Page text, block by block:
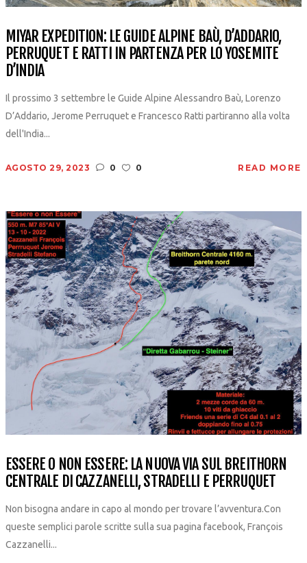
MIYAR EXPEDITION: LE GUIDE ALPINE BAÙ, D’ADDARIO,
PERRUQUET E RATTI IN PARTENZA PER LO YOSEMITE
D’INDIA
Il prossimo 3 settembre le Guide Alpine Alessandro Baù, Lorenzo
D’Addario, Jerome Perruquet e Francesco Ratti partiranno alla volta
dell'India...
AGOSTO 29, 2023 0 0 READ MORE
ESSERE O NON ESSERE: LA NUOVA VIA SUL BREITHORN
CENTRALE DI CAZZANELLI, STRADELLI E PERRUQUET
Non bisogna andare in capo al mondo per trovare l’avventura.Con
queste semplici parole scritte sulla sua pagina facebook, François
Cazzanelli...